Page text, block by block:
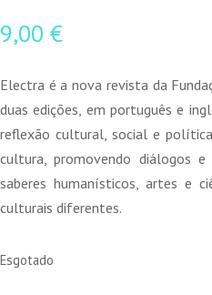
9,00 €
Electra é a nova revista da
duas edições, em português e
reflexão cultural, social e
cultura, promovendo diálogos
saberes humanísticos, artes e
culturais diferentes.
Esgotado